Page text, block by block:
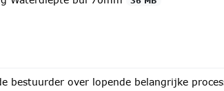
bestuurder over lopende belangrijke